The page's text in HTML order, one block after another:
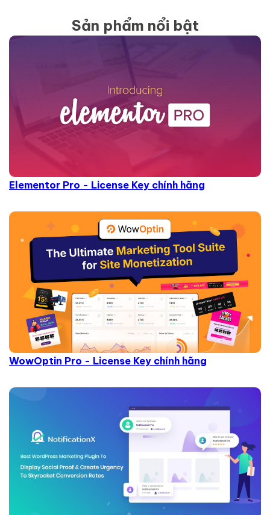
Sản phẩm nổi bật
Elementor Pro - License Key chính hãng
WowOptin Pro - License Key chính hãng